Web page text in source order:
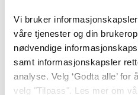
Vi bruker
våre tjenester og din
nødvendige
samt informasjonskapsler
analyse. Velg ‘Godta alle’
velg "Tilpass". Les mer om
områder. På bakgrunn av
ofte flere dyktige advokater
kan et advokatfirma i Måløy
saker da de har advokater